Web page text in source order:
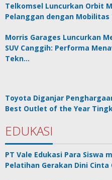
Telkomsel Luncurkan Orbit
Pelanggan dengan
Morris Garages Luncurkan
SUV Canggih: Performa
Tekn…
Toyota Diganjar
Best Outlet of the Year
EDUKASI
PT Vale Edukasi Para Siswa
Pelatihan Gerakan Dini Cinta